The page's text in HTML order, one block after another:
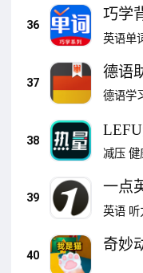
36
巧学
英语单
37
德语
德语学
38
减压 健
39
一点
英语 听
40
奇妙